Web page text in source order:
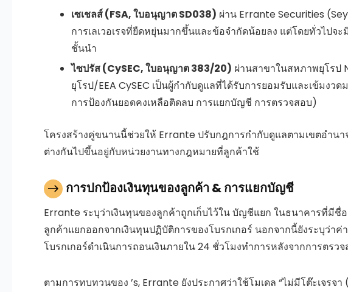
เซเชลส์ (FSA, ใบอนุญาต SD038) ผ่าน Errante Securities
การเลเวอเรจที่ยืดหยุ่นมากขึ้นและข้อจำกัดน้อยลง แต่โดยทั่วไปจ
ชั้นนำ
ไซปรัส (CySEC, ใบอนุญาต 383/20) ผ่านสาขาในสหภาพยุโรป
ยุโรป/EEA CySEC เป็นผู้กำกับดูแลที่ได้รับการยอมรับและเข้มง
การป้องกันยอดคงเหลือติดลบ การแยกบัญชี การตรวจสอบ)
โครงสร้างคู่ขนานนี้ช่วยให้ Errante ปรับกฎการกำกับดูแลตามเขตอำน
ต่างกันไปขึ้นอยู่กับหน่วยงานทางกฎหมายที่ลูกค้าใช้
การปกป้องเงินทุนของลูกค้า & การแยกบัญชี
Errante ระบุว่าเงินทุนของลูกค้าถูกเก็บไว้ในบัญชีแยก ในธนาคารที่มีชื่อ
ลูกค้าแยกออกจากเงินทุนปฏิบัติการของโบรกเกอร์ นอกจากนี้ยังระบุว่าค่
โบรกเกอร์ดำเนินการถอนเงินภายใน 24 ชั่วโมงทำการหลังจากการตรว
ตามการทบทวนของ ’s, Errante ยังประกาศว่าใช้โมเดล “ไม่มีโต๊ะเจรจ